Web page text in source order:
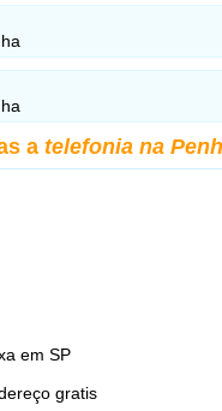
a telefonia na
em SP
gratis